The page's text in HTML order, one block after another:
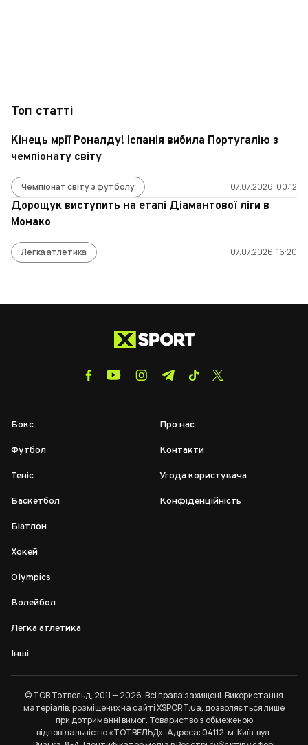
Топ статті
Кінець мрії Роналду! Іспанія вибила Португалію з
чемпіонату світу
Чемпіонат світу з футболу 07.07.2026, 00:12
Дорощук виступить на етапі Діамантової ліги в
Монако
Легка атлетика 07.07.2026, 16:20
Бокс
Футбол
Теніс
Баскетбол
Біатлон
Хокей
Olympics
Волейбол
Легка атлетика
Інші
Про нас
Контакти
Угода користувача
Конфіденційність
© ТОВ Тотвельд, 2011 — 2026. Всі права захищені. Використання
матеріалів, розміщених на сайті XSPORT.ua, дозволяється лише
при дотриманнівимог. Товариство з обмеженою
відповідальністю «ТОТВЕЛЬД». Адреса: 04112, м. Київ, вул.